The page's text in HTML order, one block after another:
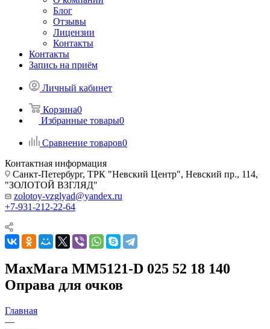
Блог
Отзывы
Лицензии
Контакты
Контакты
Запись на приём
Личный кабинет
Корзина0
Избранные товары0
Сравнение товаров0
Контактная информация
Санкт-Петербург, ТРК "Невский Центр", Невский пр., 114,
"ЗОЛОТОЙ ВЗГЛЯД"
zolotoy-vzglyad@yandex.ru
+7-931-212-22-64
MaxMara MM5121-D 025 52 18 140
Оправа для очков
Главная
—